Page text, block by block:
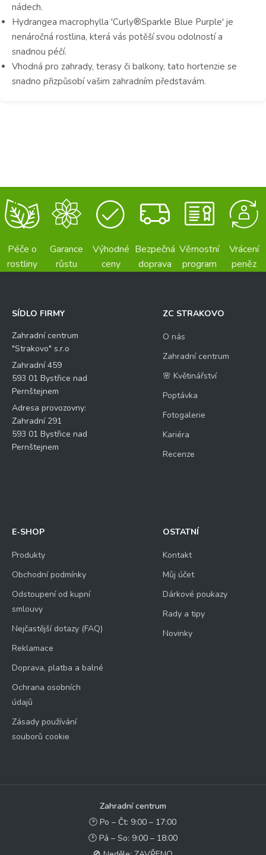
nádech.
Hydrangea macrophylla 'Curly®Sparkle Blue Purple' je
nenáročná rostlina, která vás potěší svou odolností a
snadnou péčí.
Vhodná pro zahrady, terasy či balkony, tato hortenzie se
snadno přizpůsobí vašim zahradním představám.
Péče o
rostliny
Garance
růstu
Výhodné
ceny
Bezpečná
doprava
Věrnostní
program
Vrácení
peněz
SÍDLO FIRMY
Zahradní centrum
"Strakovo" s.r.o
Zahradní 459
593 01 Bystřice nad
Pernštejnem
Adresa provozovny:
Zahradní 291
593 01 Bystřice nad
Pernštejnem
ZC STRAKOVO
O nás
Zahradní centrum
🌸 Květinářství
Poptávka
Fotogalerie
Kariéra
Recenze
E-SHOP
Produkty
Obchodní podmínky
Odstoupení od kupní
smlouvy
Nejčastější dotazy (FAQ)
Reklamace
Doprava, platba a balné
Ochrana osobních
údajů
Zásady používání
souborů cookie
OSTATNÍ
Kontakt
Můj účet
Dárkové poukazy
Rady a tipy
Novinky
Zahradní centrum
🕑 Po – Čt: 9:00 – 17:00
🕑 Pá – So: 9:00 – 18:00